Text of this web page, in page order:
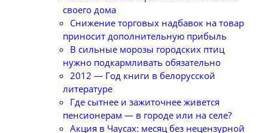
своего дома
Снижение торговых надбавок на товар
приносит дополнительную прибыль
В сильные морозы городских птиц
нужно подкармливать обязательно
2012 — Год книги в белорусской
литературе
Где сытнее и зажиточнее живется
пенсионерам — в городе или на селе?
Акция в Чаусах: месяц без нецензурной